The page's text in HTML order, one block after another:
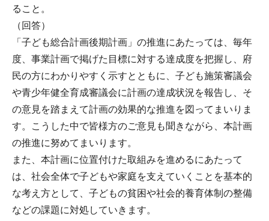
ること。
（回答）
「子ども総合計画後期計画」の推進にあたっては、毎年
度、事業計画で掲げた目標に対する達成度を把握し、府
民の方にわかりやすく示すとともに、子ども施策審議会
や青少年健全育成審議会に計画の達成状況を報告し、そ
の意見を踏まえて計画の効果的な推進を図ってまいりま
す。こうした中で皆様方のご意見も聞きながら、本計画
の推進に努めてまいります。
また、本計画に位置付けた取組みを進めるにあたって
は、社会全体で子どもや家庭を支えていくことを基本的
な考え方として、子どもの貧困や社会的養育体制の整備
などの課題に対処していきます。